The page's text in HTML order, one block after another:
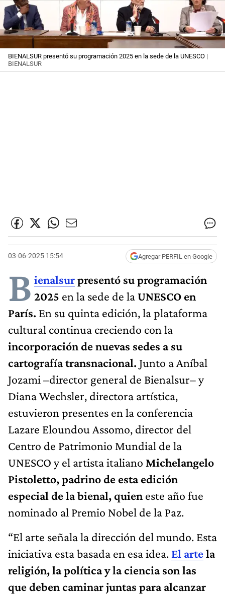
BIENALSUR presentó su programación 2025 en la sede de la UNESCO |
BIENALSUR
03-06-2025 15:54 Agregar PERFIL en Google
B ienalsurpresentó su programación
2025 en la sede de laUNESCO en
París. En su quinta edición, la plataforma
cultural continua creciendo con la
incorporación de nuevas sedes a su
cartografía transnacional. Junto a Aníbal
Jozami –director general de Bienalsur– y
Diana Wechsler, directora artística,
estuvieron presentes en la conferencia
Lazare Eloundou Assomo, director del
Centro de Patrimonio Mundial de la
UNESCO y el artista italiano Michelangelo
Pistoletto, padrino de esta edición
especial de la bienal, quien este año fue
nominado al Premio Nobel de la Paz.
“El arte señala la dirección del mundo. Esta
iniciativa esta basada en esa idea. El artela
religión, la política y la ciencia son las
que deben caminar juntas para alcanzar